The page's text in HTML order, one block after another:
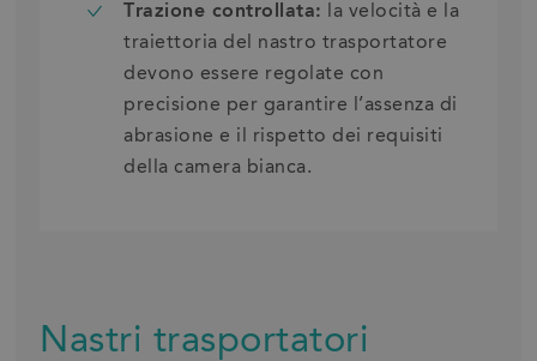
Trazione controllata: la velocità e la
traiettoria del nastro trasportatore
devono essere regolate con
precisione per garantire l’assenza di
abrasione e il rispetto dei requisiti
della camera bianca.
Nastri trasportatori